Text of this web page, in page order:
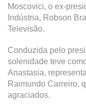
Moscovici, o ex-
Indústria, Robson
Televisão.
Conduzida pelo
solenidade teve
Anastasia,
Raimundo Carreiro,
agraciados.